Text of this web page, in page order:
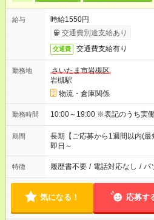
給与
時給1550円
交通費別途支給あり
交通費 交通費支給有り
勤務地
さいたま市岩槻区
岩槻駅
物流・倉庫関係
勤務時間 10:00～19:00 ※表記のう
期間
長期【ご応募から1週間以内(最
即日～
特徴 履歴書不要 / 電話対応なし / パ
気になる！ 応募す